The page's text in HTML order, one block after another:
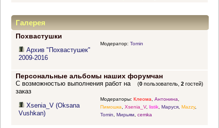
Галерея
Похвастушки
Архив "Похвастушек"
2009-2016
Модератор: Tomin
Персональные альбомы наших форумчан
(0 пользователь,2 гостей)
С возможностью выполнения работ на
заказ
Xsenia_V (Oksana
Vushkan)
Модераторы: Клеома, Антонина,
Пимошка, Xsenia_V, listik, Маруся, Mazzy,
Tomin, Мирьям, cemka